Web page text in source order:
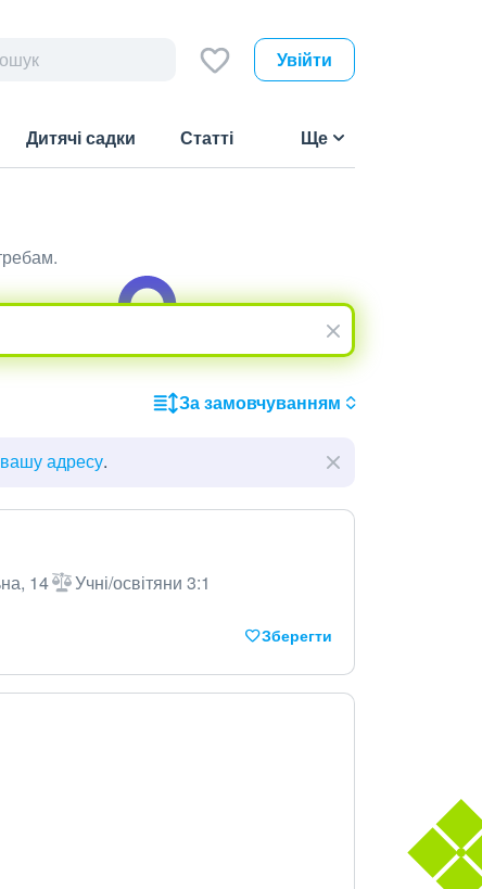
Увійти
Дитячі садки Статті Ще
За замовчуванням
вашу адресу.
14 Учні/освітяни 3:1
Зберегти